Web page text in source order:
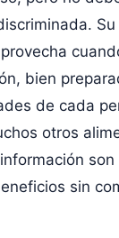
bien
de cada
otros
son
sin